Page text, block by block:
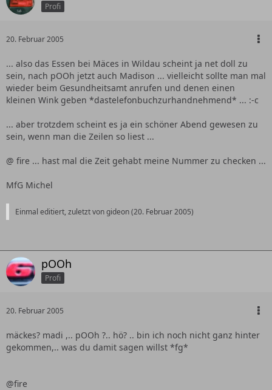
Profi
20. Februar 2005
... also das Essen bei Mäces in Wildau scheint ja net doll zu
sein, nach pOOh jetzt auch Madison ... vielleicht sollte man mal
wieder beim Gesundheitsamt anrufen und denen einen
kleinen Wink geben *dastelefonbuchzurhandnehmend* ... :-c
... aber trotzdem scheint es ja ein schöner Abend gewesen zu
sein, wenn man die Zeilen so liest ...
@ fire ... hast mal die Zeit gehabt meine Nummer zu checken ...
MfG Michel
Einmal editiert, zuletzt von gideon (20. Februar 2005)
pOOh
Profi
20. Februar 2005
mäckes? madi ,.. pOOh ?.. hö? .. bin ich noch nicht ganz hinter
gekommen,.. was du damit sagen willst *fg*
@fire